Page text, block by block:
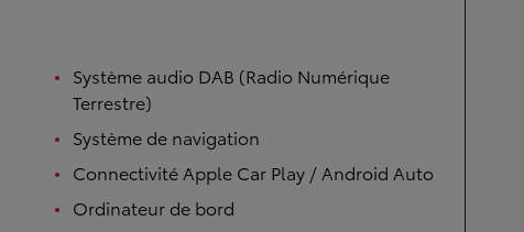
Système audio DAB (Radio Numérique
Terrestre)
Système de navigation
Connectivité Apple Car Play / Android Auto
Ordinateur de bord